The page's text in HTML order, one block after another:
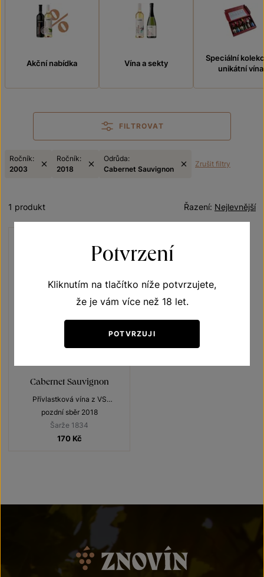
Akční nabídka Vína a sekty
Speciální
unikátní vína
FILTROVAT
Ročník:
2003
Ročník:
2018
Odrůda:
Cabernet Sauvignon
Zrušit filtry
Nejlevnější
Řazení:
1 produkt
Cabernet Sauvignon
Přívlastková vína z VS
Lechovice
pozdní sběr 2018
Šarže 1834
170 Kč
Potvrzení
Kliknutím na tlačítko níže potvrzujete,
že je vám více než 18 let.
POTVRZUJI